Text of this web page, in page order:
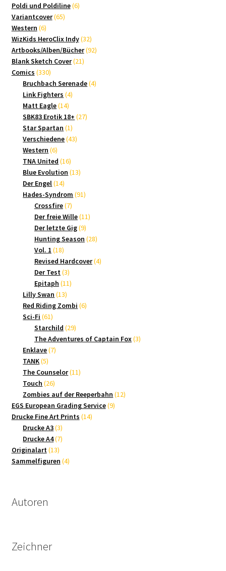
Produkte
Poldi und Poldiline 66
Variantcover 6565
Western 66
Produkte
WizKids HeroClix Indy 3232
Produkte
Artbooks/Alben/Bücher 9292
Blank Sketch Cover 2121
Comics 330330
Produkte
Bruchbach Serenade 44
Link Fighters 44
Matt Eagle 1414
Produkte
SBK83 Erotik 18+ 2727
Star Spartan 11
Produkt
Verschiedene 4343
Western 66
Produkte
TNA United 1616
Produkte
Blue Evolution 1313
Der Engel 1414
Produkte
Hades-Syndrom 9191
Crossfire 77
Produkte
Der freie Wille 1111
Der letzte Gig 99
Produkte
Hunting Season 2828
Vol. 1 1818
Produkte
Revised Hardcover 44
Der Test 33
Produkte
Epitaph 1111
Lilly Swan 1313
Produkte
Red Riding Zombi 66
Sci-Fi 6161
Produkte
Starchild 2929
Produkte
The Adventures of Captain Fox 33
Enklave 77
TANK 55
Produkte
The Counselor 1111
Touch 2626
Produkte
Zombies auf der Reeperbahn 1212
EGS European Grading Service 99
Drucke Fine Art Prints 1414
Drucke A3 33
Produkte
Drucke A4 77
Originalart 1313
Produkte
Sammelfiguren 44
Autoren
Zeichner